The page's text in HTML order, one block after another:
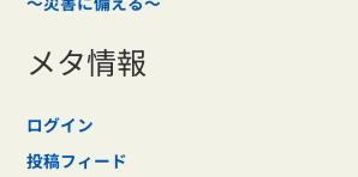
メタ情報
ログイン
投稿フィード